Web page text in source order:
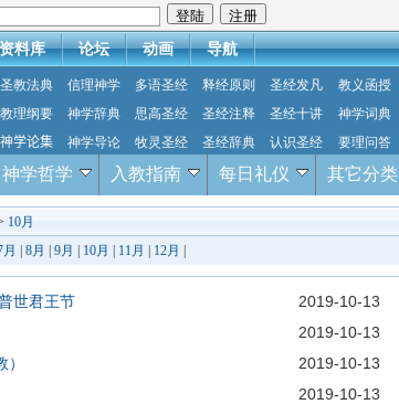
资料库 论坛 动画 导航
圣教法典 信理神学 多语圣经 释经原则 圣经发凡 教义函授
教理纲要 神学辞典 思高圣经 圣经注释 圣经十讲 神学词典
神学论集 神学导论 牧灵圣经 圣经辞典 认识圣经 要理问答
神学哲学 入教指南 每日礼仪 其它分类
10月
月 8月 9月 10月 11月 12月
世君王节
2019-10-13
2019-10-13
2019-10-13
2019-10-13